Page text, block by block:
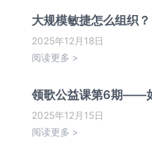
大规模敏捷怎么组织？
2025年12月18日
阅读更多 >
领歌公益课第6期——
2025年12月15日
阅读更多 >